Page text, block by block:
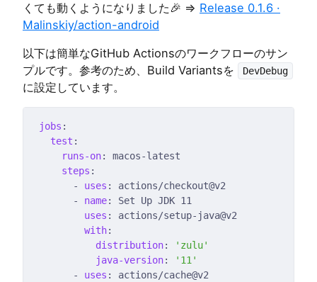
くても動くようになりました🎉 => Release 0.1.6 ·
Malinskiy/action-android
以下は簡単なGitHub Actionsのワークフローのサン
プルです。参考のため、Build Variantsを
DevDebug
に設定しています。
jobs
test
runs-on
steps
      -
uses
      -
name
uses
with
distribution:
'zulu'
java-version:
'11'
      -
uses